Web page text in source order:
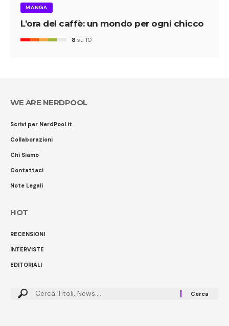
MANGA
L’ora del caffè: un mondo per ogni chicco
8 su 10
WE ARE NERDPOOL
Scrivi per NerdPool.it
Collaborazioni
Chi Siamo
Contattaci
Note Legali
HOT
RECENSIONI
INTERVISTE
EDITORIALI